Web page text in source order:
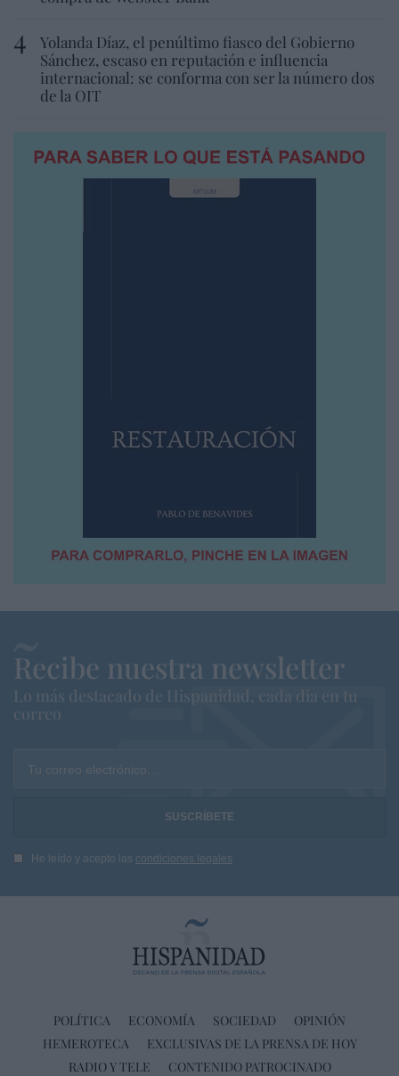
Yolanda Díaz, el penúltimo fiasco del Gobierno
Sánchez, escaso en reputación e influencia
internacional: se conforma con ser la número dos
de la OIT
Recibe nuestra newsletter
Lo más destacado de Hispanidad, cada dia en tu
correo
Tu correo electrónico...
He leído y acepto las condiciones legales
POLÍTICA ECONOMÍA SOCIEDAD
OPINIÓN
HEMEROTECA
EXCLUSIVAS DE LA PRENSA DE HOY
RADIO Y TELE
CONTENIDO PATROCINADO